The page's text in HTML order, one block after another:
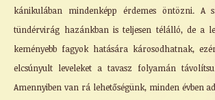
kánikulában mindenképp érdemes öntözni. A
tündérvirág hazánkban is teljesen télálló, de a
keményebb fagyok hatására károsodhatnak,
elcsúnyult leveleket a tavasz folyamán
Amennyiben van rá lehetőségünk, minden évben